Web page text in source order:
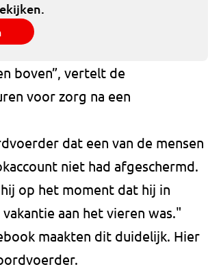
boven”, vertelt de
voor zorg na een
dat een van de mensen
niet had afgeschermd.
op het moment dat hij in
aan het vieren was."
maakten dit duidelijk. Hier